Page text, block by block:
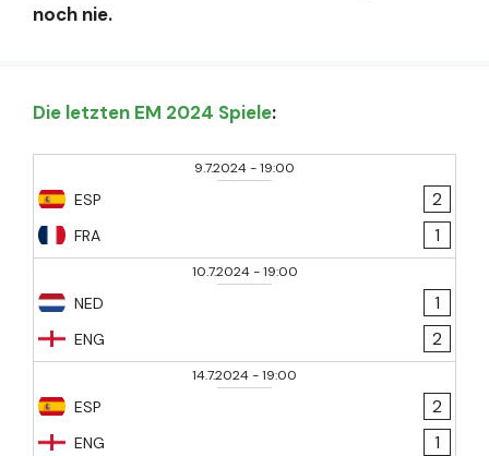
noch nie.
Die letzten EM 2024 Spiele:
9.7.2024-19:00
ESP
FRA
2
1
10.7.2024-19:00
NED
ENG
1
2
14.7.2024-19:00
ESP
ENG
2
1